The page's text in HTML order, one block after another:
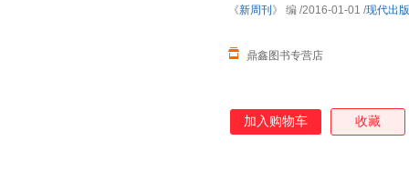
鼎鑫图书专营店
《新周刊 》 编 /2016-01-01 /现代出
加入购物车 收藏